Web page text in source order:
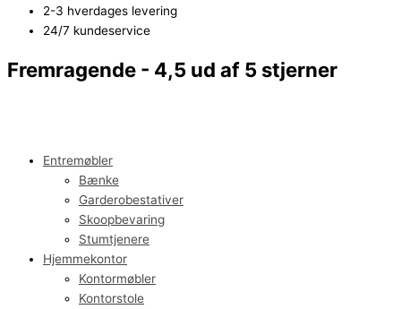
2-3 hverdages levering
24/7 kundeservice
Fremragende - 4,5 ud af 5 stjerner
Entremøbler
Bænke
Garderobestativer
Skoopbevaring
Stumtjenere
Hjemmekontor
Kontormøbler
Kontorstole